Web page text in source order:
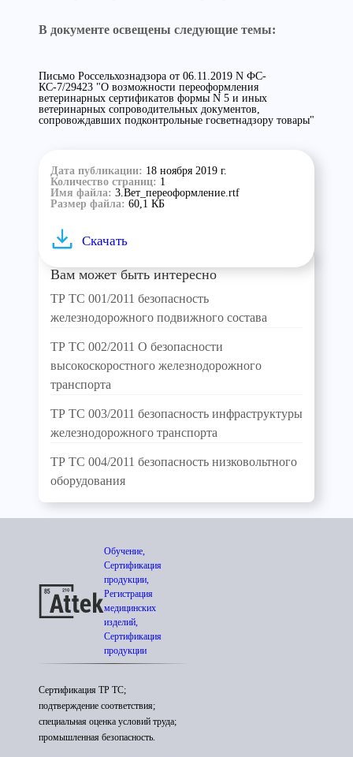
В документе освещены следующие темы:
Письмо Россельхознадзора от 06.11.2019 N ФС-
КС-7/29423 "О возможности переоформления
ветеринарных сертификатов формы N 5 и иных
ветеринарных сопроводительных документов,
сопровождавших подконтрольные госветнадзору товары"
Дата публикации: 18 ноября 2019 г.
Количество страниц: 1
Имя файла: 3.Вет_переоформление.rtf
Размер файла: 60,1 КБ
Скачать
Вам может быть интересно
ТР ТС 001/2011 безопасность
железнодорожного подвижного состава
ТР ТС 002/2011 О безопасности
высокоскоростного железнодорожного
транспорта
ТР ТС 003/2011 безопасность инфраструктуры
железнодорожного транспорта
ТР ТС 004/2011 безопасность низковольтного
оборудования
Обучение,
Сертификация
продукции,
Регистрация
медицинских
изделий,
Сертификация
продукции
Сертификация ТР ТС;
подтверждение соответствия;
специальная оценка условий труда;
промышленная безопасность.